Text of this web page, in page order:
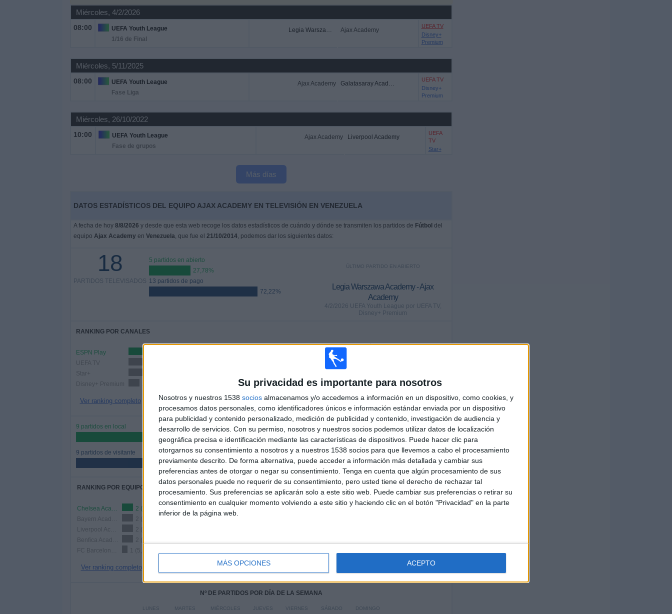
Su privacidad es importante para nosotros
Nosotros y nuestros 1538 socios almacenamos y/o accedemos a información en un dispositivo, como cookies, y
procesamos datos personales, como identificadores únicos e información estándar enviada por un dispositivo
para publicidad y contenido personalizado, medición de publicidad y contenido, investigación de audiencia y
desarrollo de servicios. Con su permiso, nosotros y nuestros socios podemos utilizar datos de localización
geográfica precisa e identificación mediante las características de dispositivos. Puede hacer clic para
otorgarnos su consentimiento a nosotros y a nuestros 1538 socios para que llevemos a cabo el procesamiento
previamente descrito. De forma alternativa, puede acceder a información más detallada y cambiar sus
preferencias antes de otorgar o negar su consentimiento. Tenga en cuenta que algún procesamiento de sus
datos personales puede no requerir de su consentimiento, pero usted tiene el derecho de rechazar tal
procesamiento. Sus preferencias se aplicarán solo a este sitio web. Puede cambiar sus preferencias o retirar su
consentimiento en cualquier momento volviendo a este sitio y haciendo clic en el botón "Privacidad" en la parte
inferior de la página web.
MÁS OPCIONES ACEPTO
Miércoles, 4/2/2026
08:00
UEFA Youth League
1/16 de Final
Legia Warszawa Academy Ajax Academy
UEFA TV
Disney+
Premium
Miércoles, 5/11/2025
08:00
UEFA Youth League
Fase Liga
Ajax Academy Galatasaray Academy
UEFA TV
Disney+
Premium
Miércoles, 26/10/2022
10:00
UEFA Youth League
Fase de grupos
Ajax Academy Liverpool Academy
UEFA
TV
Star+
Más días
DATOS ESTADÍSTICOS DEL EQUIPO AJAX ACADEMY EN TELEVISIÓN EN VENEZUELA
A fecha de hoy 8/8/2026 y desde que esta web recoge los datos estadísticos de cuándo y dónde se transmiten los partidos de Fútbol del
equipo Ajax Academyen Venezuela, que fue el 21/10/2014, podemos dar los siguientes datos:
18
PARTIDOS TELEVISADOS
5 partidos en abierto
27,78%
13 partidos de pago
72,22%
ÚLTIMO PARTIDO EN ABIERTO
Legia Warszawa Academy - Ajax
Academy
4/2/2026 UEFA Youth League por UEFA TV,
Disney+ Premium
RANKING POR CANALES
ESPN Play
UEFA TV
Star+
Disney+ Premium
Ver ranking completo
TOTAL
DÍAS
GRATUÍTO
PARTIDOS
DE PAGO
9 partidos en local
50%
9 partidos de visitante
50%
TOTAL
14
RIVALES
MÁXIMO
2
VS Chelsea
Academy
TOTAL
1
COMPETICIONES
RANKING POR EQUIPOS
Chelsea Academy
2 (11,11%)
2 (11,11%)
2 (11,11%)
2 (11,11%)
1 (5,56%)
Ver ranking completo
RANKING POR COMPETICIONES
Nº DE PARTIDOS POR DÍA DE LA SEMANA
LUNES MARTES MIÉRCOLES JUEVES VIERNES SÁBADO DOMINGO